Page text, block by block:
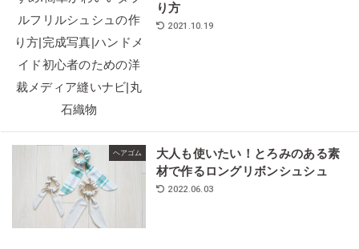
り方
2021.10.19
ヘアゴム
大人も使いたい！とろみのある素
材で作るロングリボンシュシュ
2022.06.03